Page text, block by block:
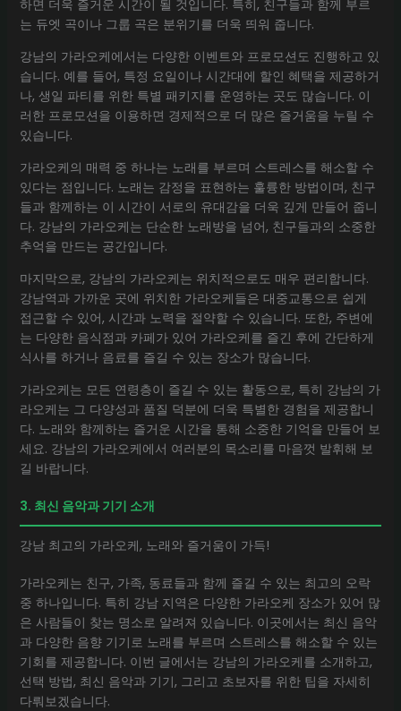
하면 더욱 즐거운 시간이 될 것입니다. 특히, 친구들과 함께 부르
는 듀엣 곡이나 그룹 곡은 분위기를 더욱 띄워 줍니다.
강남의 가라오케에서는 다양한 이벤트와 프로모션도 진행하고 있
습니다. 예를 들어, 특정 요일이나 시간대에 할인 혜택을 제공하거
나, 생일 파티를 위한 특별 패키지를 운영하는 곳도 많습니다. 이
러한 프로모션을 이용하면 경제적으로 더 많은 즐거움을 누릴 수
있습니다.
가라오케의 매력 중 하나는 노래를 부르며 스트레스를 해소할 수
있다는 점입니다. 노래는 감정을 표현하는 훌륭한 방법이며, 친구
들과 함께하는 이 시간이 서로의 유대감을 더욱 깊게 만들어 줍니
다. 강남의 가라오케는 단순한 노래방을 넘어, 친구들과의 소중한
추억을 만드는 공간입니다.
마지막으로, 강남의 가라오케는 위치적으로도 매우 편리합니다.
강남역과 가까운 곳에 위치한 가라오케들은 대중교통으로 쉽게
접근할 수 있어, 시간과 노력을 절약할 수 있습니다. 또한, 주변에
는 다양한 음식점과 카페가 있어 가라오케를 즐긴 후에 간단하게
식사를 하거나 음료를 즐길 수 있는 장소가 많습니다.
가라오케는 모든 연령층이 즐길 수 있는 활동으로, 특히 강남의 가
라오케는 그 다양성과 품질 덕분에 더욱 특별한 경험을 제공합니
다. 노래와 함께하는 즐거운 시간을 통해 소중한 기억을 만들어 보
세요. 강남의 가라오케에서 여러분의 목소리를 마음껏 발휘해 보
길 바랍니다.
3. 최신 음악과 기기 소개
강남 최고의 가라오케, 노래와 즐거움이 가득!
가라오케는 친구, 가족, 동료들과 함께 즐길 수 있는 최고의 오락
중 하나입니다. 특히 강남 지역은 다양한 가라오케 장소가 있어 많
은 사람들이 찾는 명소로 알려져 있습니다. 이곳에서는 최신 음악
과 다양한 음향 기기로 노래를 부르며 스트레스를 해소할 수 있는
기회를 제공합니다. 이번 글에서는 강남의 가라오케를 소개하고,
선택 방법, 최신 음악과 기기, 그리고 초보자를 위한 팁을 자세히
다뤄보겠습니다.